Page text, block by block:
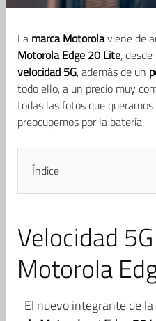
La marca Motorolaviene de
Motorola Edge 20 Lite,
velocidad 5G, además de un
todo ello, a un precio muy
todas las fotos que
preocupemos por la batería.
Índice
Velocidad
Motorola
El nuevo integrante de